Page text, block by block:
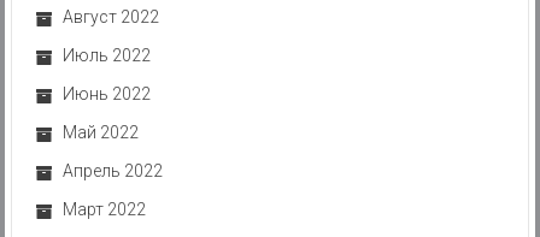
Август 2022
Июль 2022
Июнь 2022
Май 2022
Апрель 2022
Март 2022